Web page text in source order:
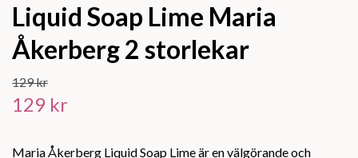
Liquid Soap Lime Maria
Åkerberg 2 storlekar
129 kr
129 kr
Maria Åkerberg Liquid Soap Lime är en välgörande och